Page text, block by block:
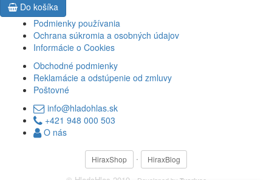
Do košíka
Podmienky používania
Ochrana súkromia a osobných údajov
Informácie o Cookies
Obchodné podmienky
Reklamácie a odstúpenie od zmluvy
Poštovné
info@hladohlas.sk
+421 948 000 503
O nás
HiraxShop · HiraxBlog